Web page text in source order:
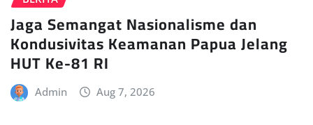
Jaga Semangat Nasionalisme dan
Kondusivitas Keamanan Papua Jelang
HUT Ke-81 RI
Admin Aug 7, 2026